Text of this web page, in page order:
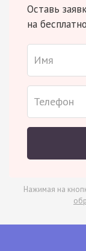
Оставь
на
Нажимая на